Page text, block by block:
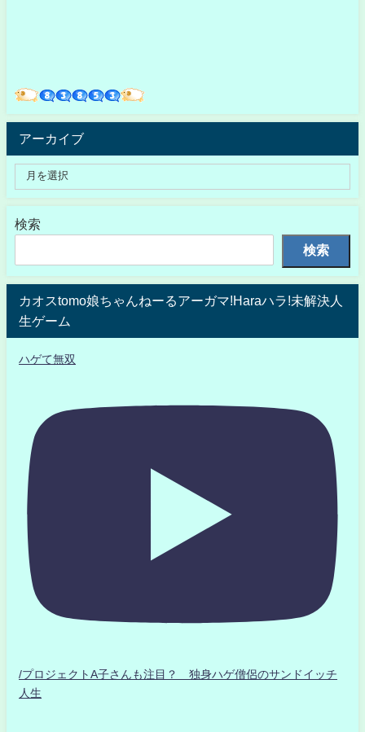
アーカイブ
検索
検索
カオスtomo娘ちゃんねーるアーガマ!Haraハラ!未解決人
生ゲーム
ハゲて無双
/プロジェクトA子さんも注目？ 独身ハゲ僧侶のサンドイッチ
人生